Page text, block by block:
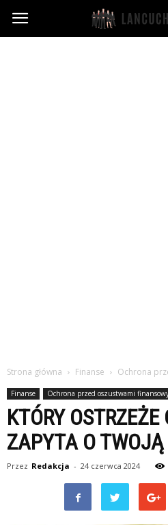
Lancuchludzi.pl
Strona główna Finanse Ochrona
Finanse Ochrona przed oszustwami
KTÓRY
ZAPYTA O TWOJĄ
Przez Redakcja - 24 czerwca 2024